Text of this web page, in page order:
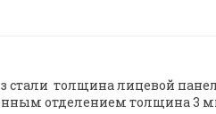
стали толщина лицевой
отделением толщина 3